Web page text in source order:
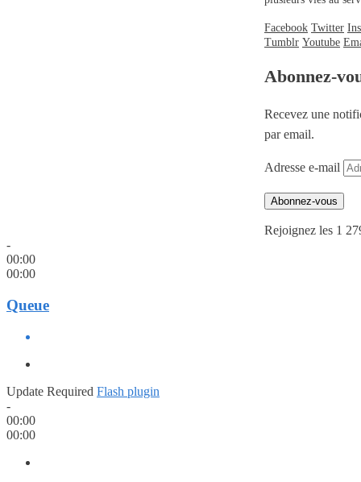
Facebook Twitter
Tumblr Youtube
Abonnez-
Recevez une
par email.
Adresse e-mail
Abonnez-vous
Rejoignez les 1
-
00:00
00:00
Queue
Update Required Flash plugin
-
00:00
00:00